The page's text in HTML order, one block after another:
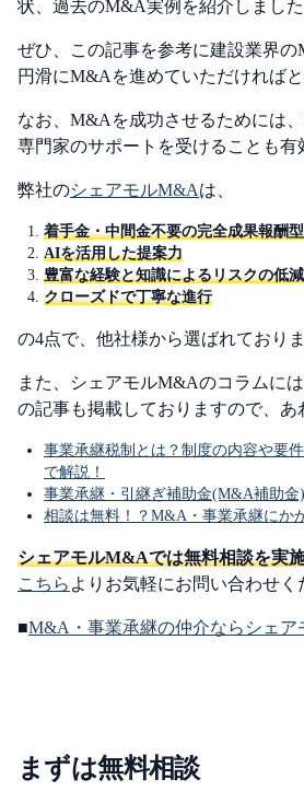
状、過去のM&A実例を紹介しました
ぜひ、この記事を参考に建設業界の
円滑にM&Aを進めていただければと
なお、M&Aを成功させるためには
専門家のサポートを受けることも有
弊社のシェアモルM&Aは、
着手金・中間金不要の完全成果報酬型
AIを活用した提案力
豊富な経験と知識によるリスクの低減
クローズドで丁寧な進行
の4点で、他社様から選ばれておりま
また、シェアモルM&Aのコラムに
の記事も掲載しておりますので、あ
事業承継税制とは？制度の内容や要
で解説！
事業承継・引継ぎ補助金(M&A補助
相談は無料！？M&A・事業承継にか
シェアモルM&Aでは無料相談を実
こちら よりお気軽にお問い合わせく
■M&A・事業承継の仲介ならシェア
まずは無料相談